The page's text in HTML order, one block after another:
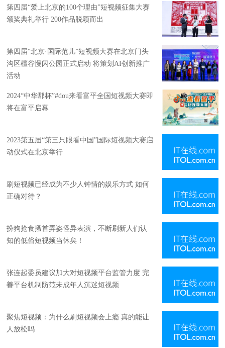
第四届“爱上北京的100个理由”短视频征集大赛
颁奖典礼举行 200作品脱颖而出
第四届“北京·国际范儿”短视频大赛在北京门头
沟区檀谷慢闪公园正式启动 将策划AI创新推广
活动
2024“中华郡杯”#dou来看富平全国短视频大赛即
将在富平启幕
2023第五届“第三只眼看中国”国际短视频大赛启
动仪式在北京举行
刷短视频已经成为不少人钟情的娱乐方式 如何
正确对待？
扮狗抢食搔首弄姿怪异表演，不断刷新人们认
知的低俗短视频当休矣！
张连起委员建议加大对短视频平台监管力度 完
善平台机制防范未成年人沉迷短视频
聚焦短视频：为什么刷短视频会上瘾 真的能让
人放松吗